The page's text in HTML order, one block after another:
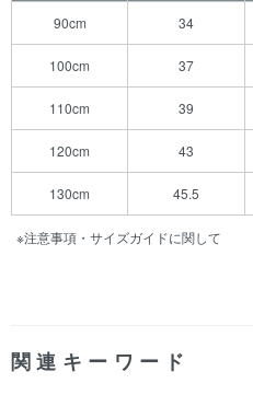
90cm 34
100cm 37
110cm 39
120cm 43
130cm 45.5
※注意事項・サイズガイドに関して
関連キーワード